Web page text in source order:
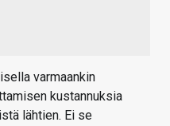
varmaankin
kustannuksia
lähtien. Ei se